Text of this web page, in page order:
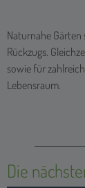
Naturnahe
Rückzugs.
sowie für
Lebensraum.
Die